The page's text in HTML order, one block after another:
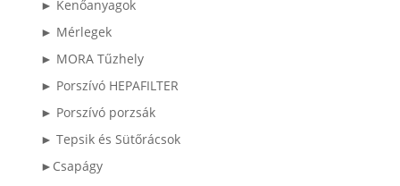
► Kenőanyagok
► Mérlegek
► MORA Tűzhely
► Porszívó HEPAFILTER
► Porszívó porzsák
► Tepsik és Sütőrácsok
►Csapágy